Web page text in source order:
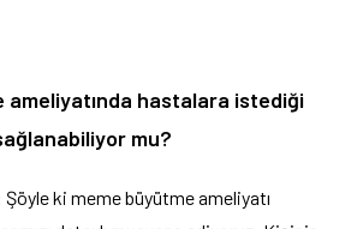
ameliyatında hastalara istediği
mu?
Şöyle ki meme büyütme ameliyatı